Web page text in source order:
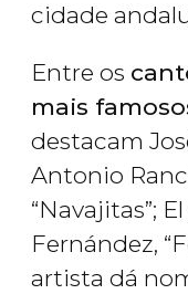
cidade
Entre os
mais
destacam
Antonio
“Navajitas”;
Fernández,
artista dá